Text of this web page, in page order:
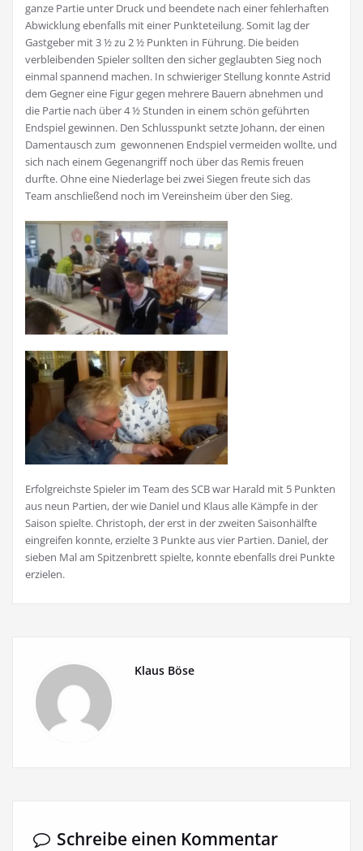
ganze Partie unter Druck und beendete nach einer fehlerhaften
Abwicklung ebenfalls mit einer Punkteteilung. Somit lag der
Gastgeber mit 3 ½ zu 2 ½ Punkten in Führung. Die beiden
verbleibenden Spieler sollten den sicher geglaubten Sieg noch
einmal spannend machen. In schwieriger Stellung konnte Astrid
dem Gegner eine Figur gegen mehrere Bauern abnehmen und
die Partie nach über 4 ½ Stunden in einem schön geführten
Endspiel gewinnen. Den Schlusspunkt setzte Johann, der einen
Damentausch zum gewonnenen Endspiel vermeiden wollte, und
sich nach einem Gegenangriff noch über das Remis freuen
durfte. Ohne eine Niederlage bei zwei Siegen freute sich das
Team anschließend noch im Vereinsheim über den Sieg.
Erfolgreichste Spieler im Team des SCB war Harald mit 5 Punkten
aus neun Partien, der wie Daniel und Klaus alle Kämpfe in der
Saison spielte. Christoph, der erst in der zweiten Saisonhälfte
eingreifen konnte, erzielte 3 Punkte aus vier Partien. Daniel, der
sieben Mal am Spitzenbrett spielte, konnte ebenfalls drei Punkte
erzielen.
Klaus Böse
Schreibe einen Kommentar